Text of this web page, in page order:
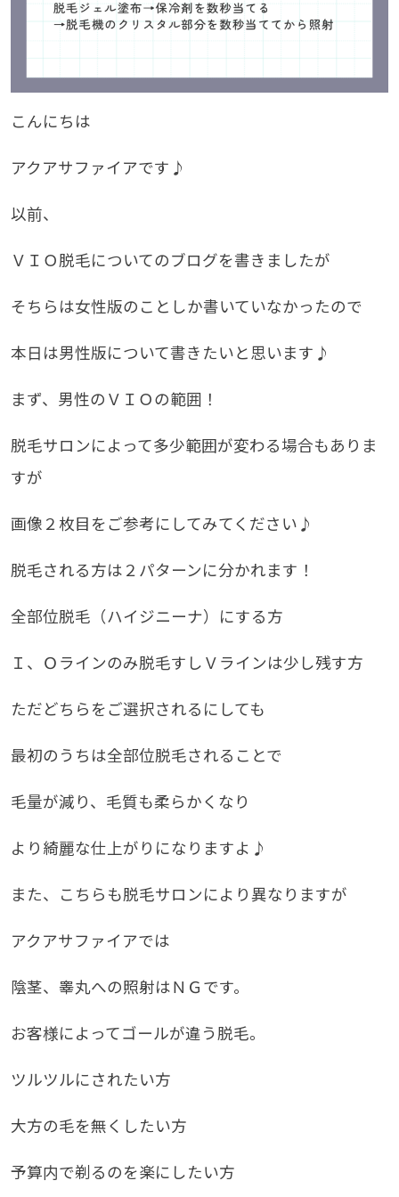
こんにちは
アクアサファイアです♪
以前、
ＶＩＯ脱毛についてのブログを書きましたが
そちらは女性版のことしか書いていなかったので
本日は男性版について書きたいと思います♪
まず、男性のＶＩＯの範囲！
脱毛サロンによって多少範囲が変わる場合もありま
すが
画像２枚目をご参考にしてみてください♪
脱毛される方は２パターンに分かれます！
全部位脱毛（ハイジニーナ）にする方
Ｉ、Ｏラインのみ脱毛すしＶラインは少し残す方
ただどちらをご選択されるにしても
最初のうちは全部位脱毛されることで
毛量が減り、毛質も柔らかくなり
より綺麗な仕上がりになりますよ♪
また、こちらも脱毛サロンにより異なりますが
アクアサファイアでは
陰茎、睾丸への照射はＮＧです。
お客様によってゴールが違う脱毛。
ツルツルにされたい方
大方の毛を無くしたい方
予算内で剃るのを楽にしたい方